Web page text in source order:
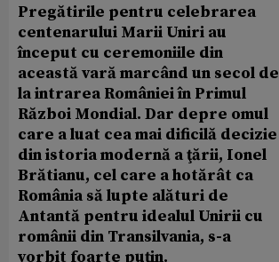
Pregătirile pentru celebrarea
centenarului Marii Uniri au
început cu ceremoniile din
această vară marcând un secol de
la intrarea României în Primul
Război Mondial. Dar depre omul
care a luat cea mai dificilă decizie
din istoria modernă a ţării, Ionel
Brătianu, cel care a hotărât ca
România să lupte alături de
Antantă pentru idealul Unirii cu
românii din Transilvania, s-a
vorbit foarte puţin.